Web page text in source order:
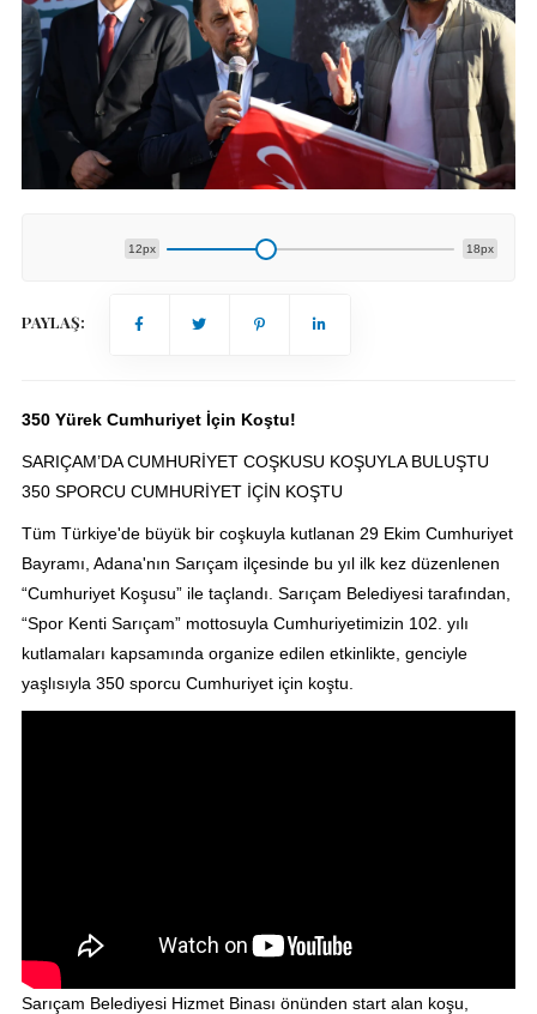
12px 18px
PAYLAŞ:
350 Yürek Cumhuriyet İçin Koştu!
SARIÇAM’DA CUMHURİYET COŞKUSU KOŞUYLA BULUŞTU
350 SPORCU CUMHURİYET İÇİN KOŞTU
Tüm Türkiye'de büyük bir coşkuyla kutlanan 29 Ekim Cumhuriyet
Bayramı, Adana'nın Sarıçam ilçesinde bu yıl ilk kez düzenlenen
“Cumhuriyet Koşusu” ile taçlandı. Sarıçam Belediyesi tarafından,
“Spor Kenti Sarıçam” mottosuyla Cumhuriyetimizin 102. yılı
kutlamaları kapsamında organize edilen etkinlikte, genciyle
yaşlısıyla 350 sporcu Cumhuriyet için koştu.
Sarıçam Belediyesi Hizmet Binası önünden start alan koşu,